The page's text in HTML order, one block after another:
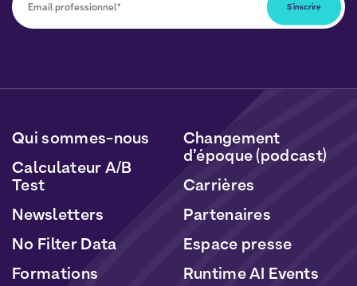
données seront traitées conformément à notre
et deCookies
Qui sommes-nous
Calculateur A/B
Test
Newsletters
No Filter Data
Formations
Changement
d’époque (podcast)
Carrières
Partenaires
Espace presse
Runtime AI Events